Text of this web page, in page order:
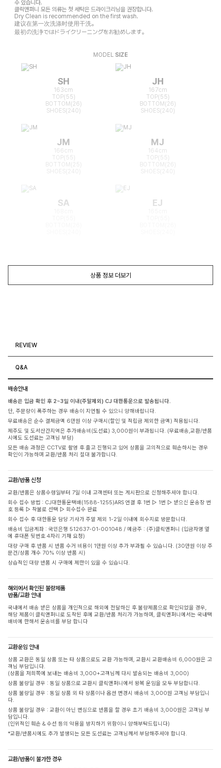
수 있습니다.
클릭앤퍼니 모든 의류는 첫 세탁은 드라이크리닝을 권장합니다.
Dry Clean is recommended on the first wash.
建议在第一次洗涤时使用干洗。
最初の洗浄ではドライクリーニングをお勧めします。
MODEL SIZE
SH
163cm
TOP(55)
BOTTOM(26)
SHOES(240)
JH
167cm
TOP(55)
BOTTOM(26)
SHOES(240)
JM
166cm
TOP(55)
BOTTOM(25)
MJ
164cm
TOP(55)
BOTTOM(26)
SA EJ
상품 정보 더보기
REVIEW
Q&A
배송안내
배송은 입금 확인 후 2~3일 이내(주말제외) CJ 대한통운으로 발송됩니다.
단, 주문량이 폭주하는 경우 배송이 지연될 수 있으니 양해바랍니다.
무료배송은 순수 결제금액 6만원 이상 구매시(할인 및 적립금 제외한 금액) 적용됩니다.
제주도 및 도서산간지역은 추가배송비(도선료) 3,000원이 부과됩니다. (무료배송,교환/반품
시에도 도선료는 고객님 부담)
모든 배송 과정은 CCTV로 촬영 후 출고 진행되고 있어 상품을 고의적으로 훼손하시는 경우
확인이 가능하며 교환/반품 처리 절대 불가합니다.
교환/반품 신청
교환/반품은 상품수령일부터 7일 이내 고객센터 또는 게시판으로 신청해주셔야 합니다.
회수 접수 방법 : CJ대한통운택배(1588-1255)ARS 연결 후 1번 ▷ 1번 ▷ 받으신 운송장 번
호 등록 ▷ 착불로 선택 ▷ 회수접수 완료
회수 접수 후 대한통운 담당 기사가 주말 제외 1-2일 이내에 회수지로 방문합니다.
배송비 입금계좌 : 국민은행 512637-01-001048 / 예금주 : (주)클릭앤퍼니 (입금자명 옆
에 휴대폰 뒷번호 4자리 기재 요청)
대량 구매 후 반품 시 반품 수거 비용이 1만원 이상 추가 부과될 수 있습니다. (30만원 이상 주
문건/상품 개수 70% 이상 반품 시)
상습적인 대량 반품 시 구매에 제한이 있을 수 있습니다.
해외에서 확인된 불량제품
반품/교환 안내
국내에서 배송 받은 상품을 개인적으로 해외에 전달하신 후 불량제품으로 확인되었을 경우,
해당 제품이 클릭앤퍼니로 도착된 후에 교환/반품 처리가 가능하며, 클릭앤퍼니에서는 국내택
배비에 한해서 운송비를 부담 합니다
교환운임 안내
상품 교환은 동일 상품 또는 타 상품으로도 교환 가능하며, 교환시 교환배송비 6,000원은 고
객님 부담입니다.
(상품을 저희쪽에 보내는 배송비 3,000+고객님께 다시 발송되는 배송비 3,000)
상품 불량일 경우 : 동일 상품으로 교환시 클릭앤퍼니에서 왕복 운임을 모두 부담합니다.
상품 불량일 경우 : 동일 상품 외 타 상품이나 옵션 변경시 배송비 3,000원 고객님 부담입니
다.
상품 불량일 경우 : 교환이 아닌 변심으로 반품을 할 경우 초기 배송비 3,000원은 고객님 부
담입니다.
(인위적인 훼손 & 수선 등의 악용을 방지하기 위함이니 양해부탁드립니다)
*교환/반품시에도 추가 발생되는 모든 도선료는 고객님께서 부담해주셔야 합니다.
교환/반품이 불가한 경우